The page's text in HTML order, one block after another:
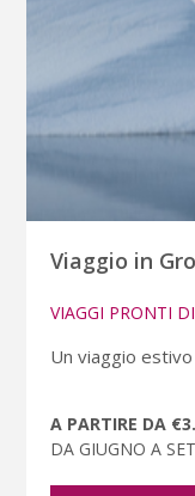
Viaggio in
VIAGGI PRONTI
Un viaggio
A PARTIRE DA
DA GIUGNO A